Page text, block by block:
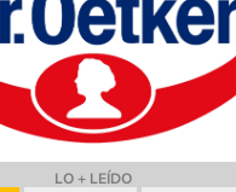
LO + LEÍDO